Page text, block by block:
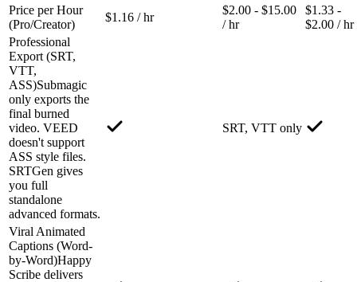
Price per Hour
(Pro/Creator)
$1.16 / hr
$2.00 - $15.00
/ hr
$1.33 -
$2.00 / hr
Professional
Export (SRT,
VTT,
ASS)Submagic
only exports the
final burned
video. VEED
doesn't support
ASS style files.
SRTGen gives
you full
standalone
advanced formats.
SRT, VTT only
Viral Animated
Captions (Word-
by-Word)Happy
Scribe delivers